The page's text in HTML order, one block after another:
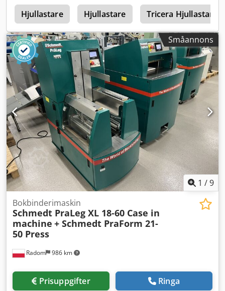
Hjullastare Hjullastare Tricera Hjullastare
Småannons
1 /9
Radom 986 km
Bokbinderimaskin
Schmedt PraLeg XL 18-60 Case in
machine + Schmedt PraForm 21-
50 Press
Prisuppgifter Ringa